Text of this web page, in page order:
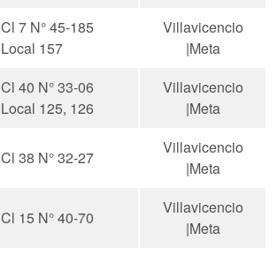
Cl 7 N° 45-185
Local 157
Villavicencio
|Meta
Cl 40 N° 33-06
Local 125, 126
Villavicencio
|Meta
Cl 38 N° 32-27
Villavicencio
|Meta
Cl 15 N° 40-70
Villavicencio
|Meta